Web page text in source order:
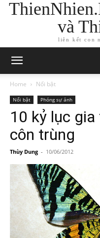
và
liên kết con
Home Nổi bật
Nổi bật Phóng sự ảnh
10 kỷ lục
côn trùng
Thùy Dung - 10/06/2012